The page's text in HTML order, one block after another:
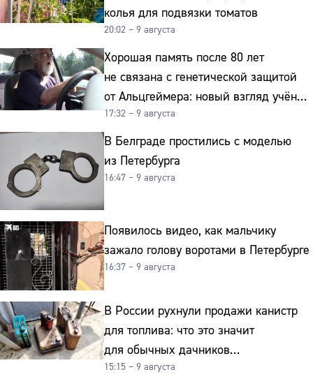
колья для подвязки томатов
20:02 – 9 августа
Хорошая память после 80 лет
не связана с генетической защитой
от Альцгеймера: новый взгляд учёных
на старение мозга
17:32 – 9 августа
В Белграде простились с моделью
из Петербурга
16:47 – 9 августа
Появилось видео, как мальчику
зажало голову воротами в Петербурге
16:37 – 9 августа
В России рухнули продажи канистр
для топлива: что это значит
для обычных дачников
и автомобилистов
15:15 – 9 августа